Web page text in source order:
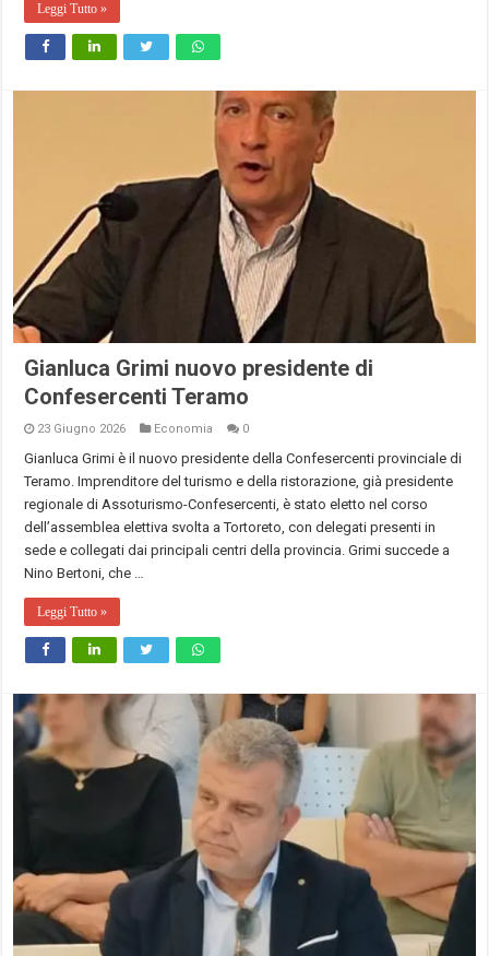
Leggi Tutto »
Gianluca Grimi nuovo presidente di
Confesercenti Teramo
23 Giugno 2026 Economia 0
Gianluca Grimi è il nuovo presidente della Confesercenti provinciale di
Teramo. Imprenditore del turismo e della ristorazione, già presidente
regionale di Assoturismo-Confesercenti, è stato eletto nel corso
dell’assemblea elettiva svolta a Tortoreto, con delegati presenti in
sede e collegati dai principali centri della provincia. Grimi succede a
Nino Bertoni, che …
Leggi Tutto »